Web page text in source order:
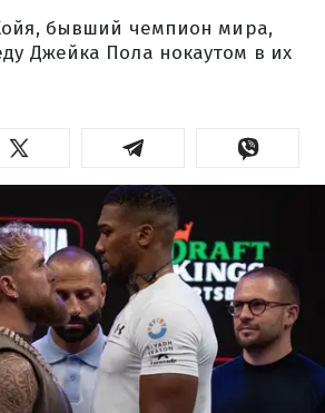
бывший чемпион мира,
Джейка Пола нокаутом в их